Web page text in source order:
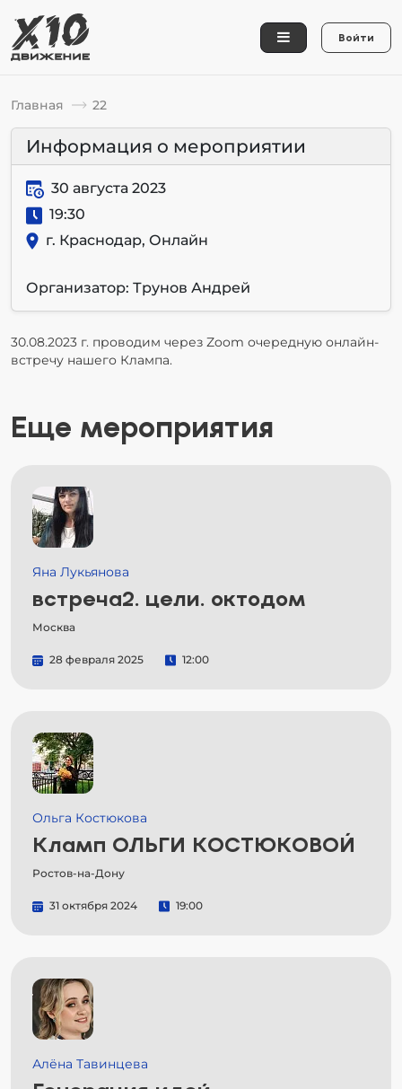
Войти
Главная 22
Информация о мероприятии
30 августа 2023
19:30
г. Краснодар, Онлайн
Организатор: Трунов Андрей
30.08.2023 г. проводим через Zoom очередную онлайн-
встречу нашего Клампа.
Еще мероприятия
Яна Лукьянова
встреча2. цели. октодом
Москва
28 февраля 2025 12:00
Ольга Костюкова
Кламп ОЛЬГИ КОСТЮКОВОЙ
Ростов-на-Дону
31 октября 2024 19:00
Алёна Тавинцева